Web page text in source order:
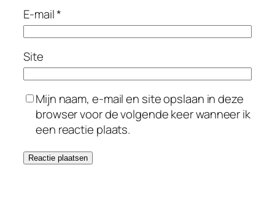
E-mail*
Site
Mijn naam, e-mail en site opslaan in deze
browser voor de volgende keer wanneer ik
een reactie plaats.